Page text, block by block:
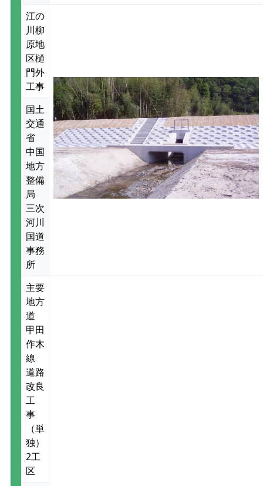
江の
川柳
原地
区樋
門外
工事
国土
交通
省
中国
地方
整備
局
三次
河川
国道
事務
所
主要
地方
道
甲田
作木
線
道路
改良
工
事
（単
独）
2工
区